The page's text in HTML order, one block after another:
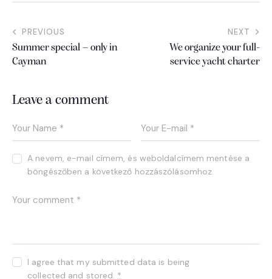
PREVIOUS
Summer special – only in
Cayman
NEXT
We organize your full-
service yacht charter
Leave a comment
A nevem, e-mail címem, és weboldalcímem mentése a
böngészőben a következő hozzászólásomhoz.
I agree that my submitted data is being
collected and stored. *